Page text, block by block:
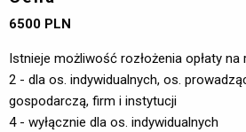
6500 PLN
Istnieje możliwość rozłożenia opłaty na
2 - dla os. indywidualnych, os.
gospodarczą, firm i instytucji
4 - wyłącznie dla os. indywidualnych